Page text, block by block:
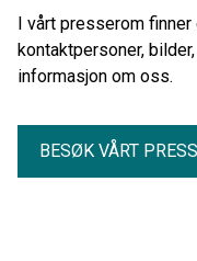
I vårt presserom
kontaktpersoner,
informasjon om oss.
BESØK VÅRT